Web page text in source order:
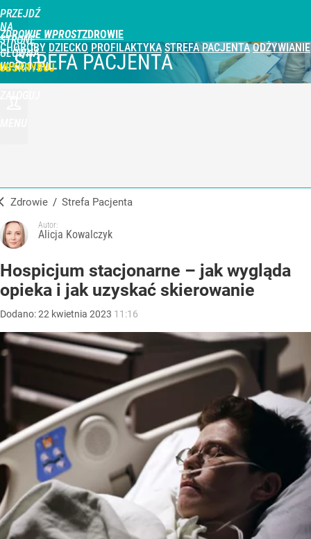
PRZEJDŹ
NA
STRONĘ
GŁÓWNĄ
WPROST.PL
ZDROWIE WPROST
CHOROBY DZIECKO PROFILAKTYKA STREFA PACJENTA ODŻYWIANIE
STREFA PACJENTA
Zdrowie / Strefa Pacjenta
Autor:
Alicja Kowalczyk
Hospicjum stacjonarne – jak wygląda
opieka i jak uzyskać skierowanie
Dodano:22 kwietnia 2023 11:16